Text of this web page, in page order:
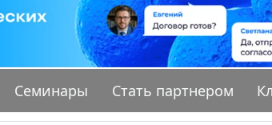
Семинары Стать партнером